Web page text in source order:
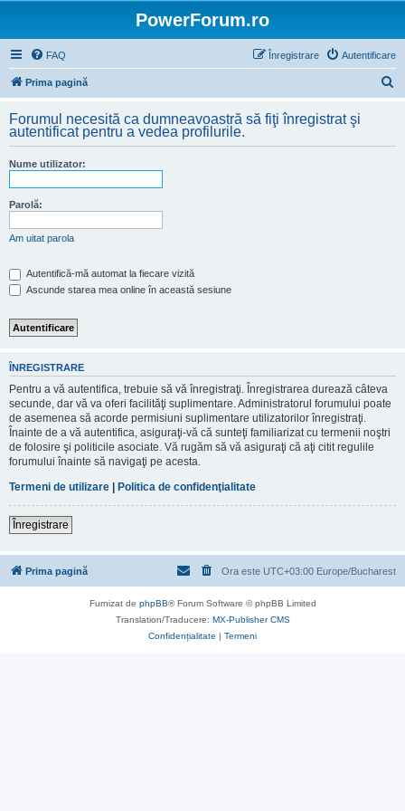
PowerForum.ro
FAQ Autentificare
Înregistrare
Prima pagină
t
Forumul necesită ca dumneavoastră să fiţi înregistrat şi
autentificat pentru a vedea profilurile.
Nume utilizator:
Parolă:
Am uitat parola
Autentifică-mă automat la fiecare vizită
Ascunde starea mea online în această sesiune
ÎNREGISTRARE
Pentru a vă autentifica, trebuie să vă înregistraţi. Înregistrarea durează câteva
secunde, dar vă va oferi facilităţi suplimentare. Administratorul forumului poate
de asemenea să acorde permisiuni suplimentare utilizatorilor înregistraţi.
Înainte de a vă autentifica, asiguraţi-vă că sunteţi familiarizat cu termenii noştri
de folosire şi politicile asociate. Vă rugăm să vă asiguraţi că aţi citit regulile
forumului înainte să navigaţi pe acesta.
Termeni de utilizare | Politica de confidenţialitate
Înregistrare
Prima pagină Ora este UTC+03:00 Europe/Bucharest
Furnizat de phpBB® Forum Software © phpBB Limited
Translation/Traducere: MX-Publisher CMS
Confidențialitate | Termeni